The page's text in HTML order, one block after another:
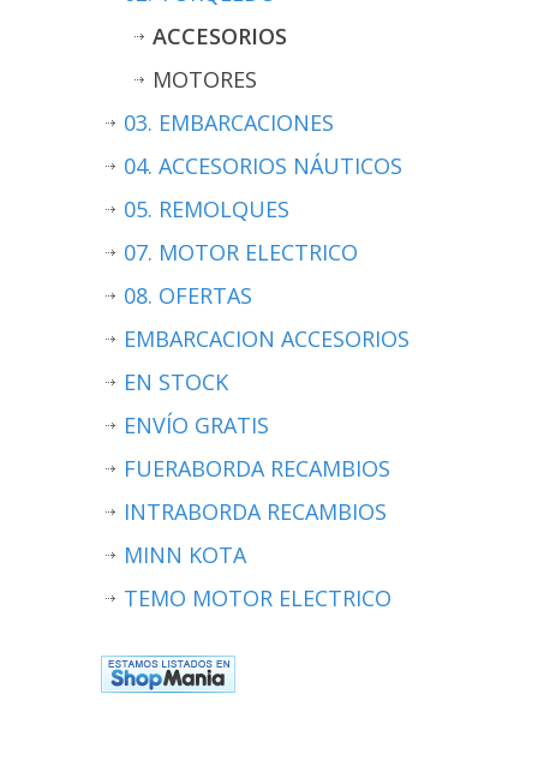
ACCESORIOS
MOTORES
03. EMBARCACIONES
04. ACCESORIOS NÁUTICOS
05. REMOLQUES
07. MOTOR ELECTRICO
08. OFERTAS
EMBARCACION ACCESORIOS
EN STOCK
ENVÍO GRATIS
FUERABORDA RECAMBIOS
INTRABORDA RECAMBIOS
MINN KOTA
TEMO MOTOR ELECTRICO